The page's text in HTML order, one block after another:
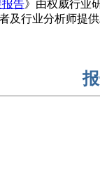
报告》由权威行业
行业分析师提